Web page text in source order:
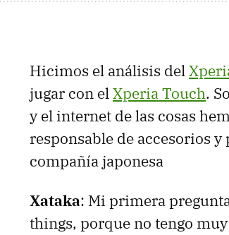
Hicimos el análisis del
jugar con elXperia Touch.
y el internet de las cosas
responsable de accesorios
compañía japonesa
Xataka: Mi primera
things, porque no tengo